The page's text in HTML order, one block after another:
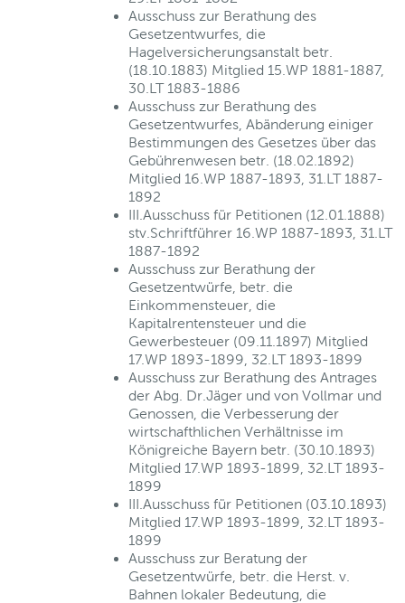
Ausschuss zur Berathung des
Gesetzentwurfes, die
Hagelversicherungsanstalt betr.
(18.10.1883) Mitglied 15.WP 1881-1887,
30.LT 1883-1886
Ausschuss zur Berathung des
Gesetzentwurfes, Abänderung einiger
Bestimmungen des Gesetzes über das
Gebührenwesen betr. (18.02.1892)
Mitglied 16.WP 1887-1893, 31.LT 1887-
1892
III.Ausschuss für Petitionen (12.01.1888)
stv.Schriftführer 16.WP 1887-1893, 31.LT
1887-1892
Ausschuss zur Berathung der
Gesetzentwürfe, betr. die
Einkommensteuer, die
Kapitalrentensteuer und die
Gewerbesteuer (09.11.1897) Mitglied
17.WP 1893-1899, 32.LT 1893-1899
Ausschuss zur Berathung des Antrages
der Abg. Dr.Jäger und von Vollmar und
Genossen, die Verbesserung der
wirtschafthlichen Verhältnisse im
Königreiche Bayern betr. (30.10.1893)
Mitglied 17.WP 1893-1899, 32.LT 1893-
1899
III.Ausschuss für Petitionen (03.10.1893)
Mitglied 17.WP 1893-1899, 32.LT 1893-
1899
Ausschuss zur Beratung der
Gesetzentwürfe, betr. die Herst. v.
Bahnen lokaler Bedeutung, die